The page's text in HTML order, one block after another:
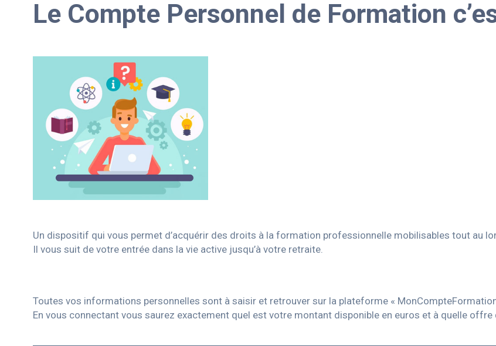
Le Compte Personnel de Formation
Un dispositif qui vous permet d’acquérir des droits à la formation professionnelle mobilisables tout au
Il vous suit de votre entrée dans la vie active jusqu’à votre retraite.
Toutes vos informations personnelles sont à saisir et retrouver sur la plateforme «
En vous connectant vous saurez exactement quel est votre montant disponible en euros et à quelle